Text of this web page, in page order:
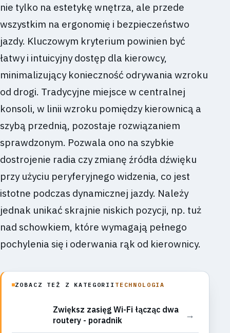
nie tylko na estetykę wnętrza, ale przede
wszystkim na ergonomię i bezpieczeństwo
jazdy. Kluczowym kryterium powinien być
łatwy i intuicyjny dostęp dla kierowcy,
minimalizujący konieczność odrywania wzroku
od drogi. Tradycyjne miejsce w centralnej
konsoli, w linii wzroku pomiędzy kierownicą a
szybą przednią, pozostaje rozwiązaniem
sprawdzonym. Pozwala ono na szybkie
dostrojenie radia czy zmianę źródła dźwięku
przy użyciu peryferyjnego widzenia, co jest
istotne podczas dynamicznej jazdy. Należy
jednak unikać skrajnie niskich pozycji, np. tuż
nad schowkiem, które wymagają pełnego
pochylenia się i oderwania rąk od kierownicy.
ZOBACZ TEŻ Z KATEGORII TECHNOLOGIA
Zwiększ zasięg Wi-Fi łącząc dwa
routery - poradnik
→